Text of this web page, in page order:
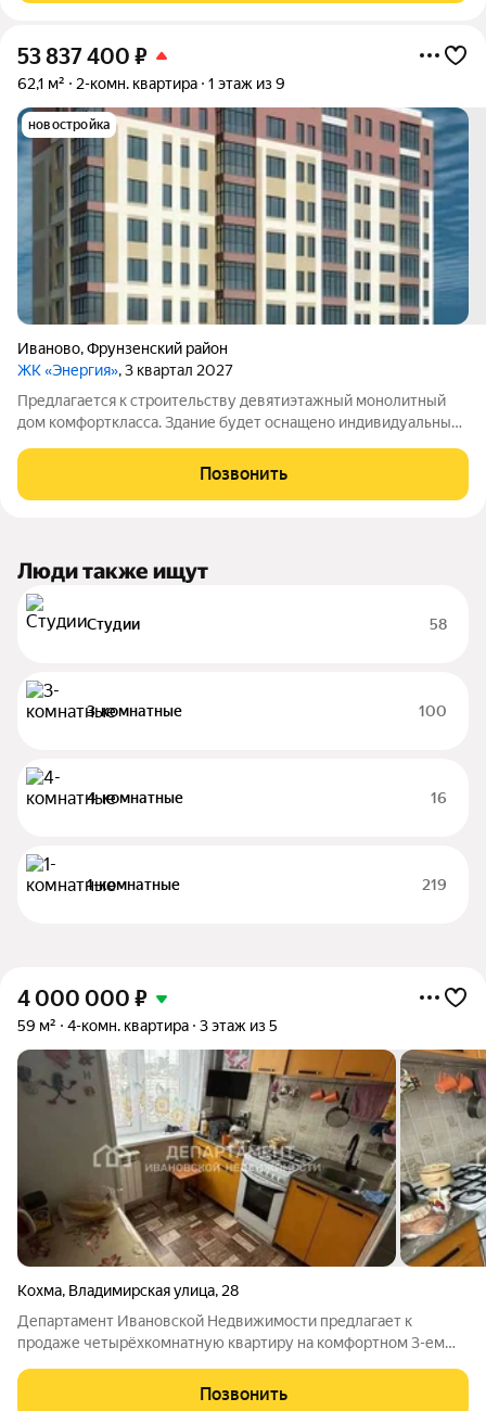
53 837 400 ₽
62,1 м² 2-комн. квартира 1 этаж из 9
новостройка
Иваново,Фрунзенский район
ЖК «Энергия», 3 квартал 2027
Предлагается к строительству девятиэтажный монолитный
дом комфорткласса. Здание будет оснащено индивидуальным
евроформата с одной, двумя или тремя комнатами:
Позвонить
Люди также ищут
Студии 58
3-комнатные 100
4-комнатные 16
1-комнатные 219
4 000 000 ₽
59 м² 4-комн. квартира 3 этаж из 5
Кохма, Владимирская улица, 28
Департамент Ивановской Недвижимости предлагает к
продаже четырёхкомнатную квартиру на комфортном 3-ем
дома: панельный, 5 этажей. Этаж: 3й. Основные параметры:Позвонить